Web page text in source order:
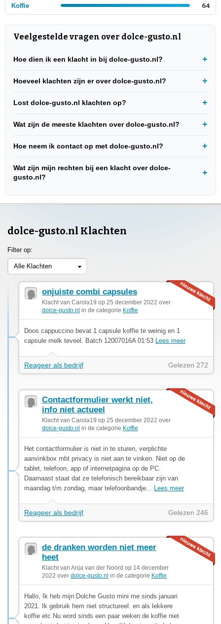
Koffie 64
Veelgestelde vragen over dolce-gusto.nl
Hoe dien ik een klacht in bij dolce-gusto.nl?
Hoeveel klachten zijn er over dolce-gusto.nl?
Lost dolce-gusto.nl klachten op?
Wat zijn de meeste klachten over dolce-gusto.nl?
Hoe neem ik contact op met dolce-gusto.nl?
Wat zijn mijn rechten bij een klacht over dolce-
gusto.nl?
dolce-gusto.nl Klachten
Filter op:
Alle Klachten
onjuiste combi capsules
Klacht van Carola19 op 25 december 2022 over
dolce-gusto.nl in de categorie Koffie
Doos cappuccino bevat 1 capsule koffie te weinig en 1
capsule melk teveel. Batch 12007016A 01:53 Lees meer
Reageer als bedrijf Gelezen 272
Contactformulier werkt niet,
info niet actueel
Klacht van Carola19 op 25 december 2022 over
dolce-gusto.nl in de categorie Koffie
Het contactformulier is niet in te sturen, verplichte
aanvinkbox mbt privacy is niet aan te vinken. Niet op de
tablet, telefoon, app of internetpagina op de PC.
Daarnaast staat dat ze telefonisch bereikbaar zijn van
maandag t/m zondag, maar telefoonbandje... Lees meer
Reageer als bedrijf Gelezen 246
de dranken worden niet meer
heet
Klacht van Anja van der Noord op 14 december
2022 over dolce-gusto.nl in de categorie Koffie
Hallo, Ik heb mijn Dolche Gusto mini me sinds januari
2021. Ik gebruik hem niet structureel. en als lekkere
koffie etc Nu word sinds een paar weken de koffie niet